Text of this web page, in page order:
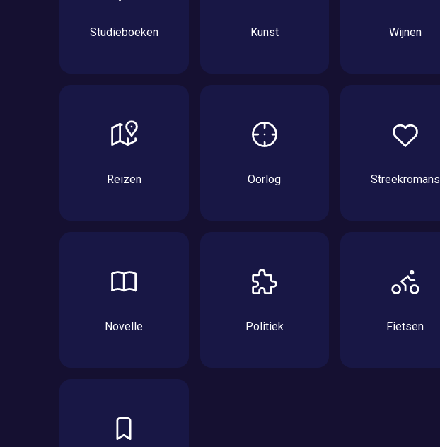
Studieboeken Kunst Wijnen
Reizen Oorlog Streekromans
Novelle Politiek Fietsen